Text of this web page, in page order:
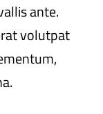
ante.
volutpat